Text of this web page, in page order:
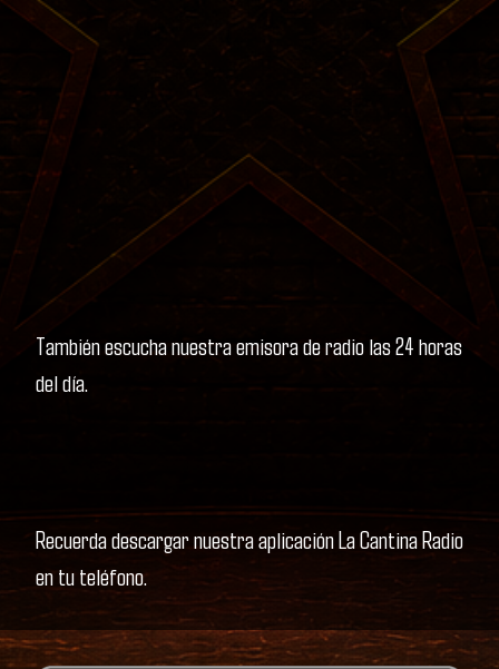
También escucha nuestra emisora de radio las 24 horas
del día.
Recuerda descargar nuestra aplicación La Cantina Radio
en tu teléfono.